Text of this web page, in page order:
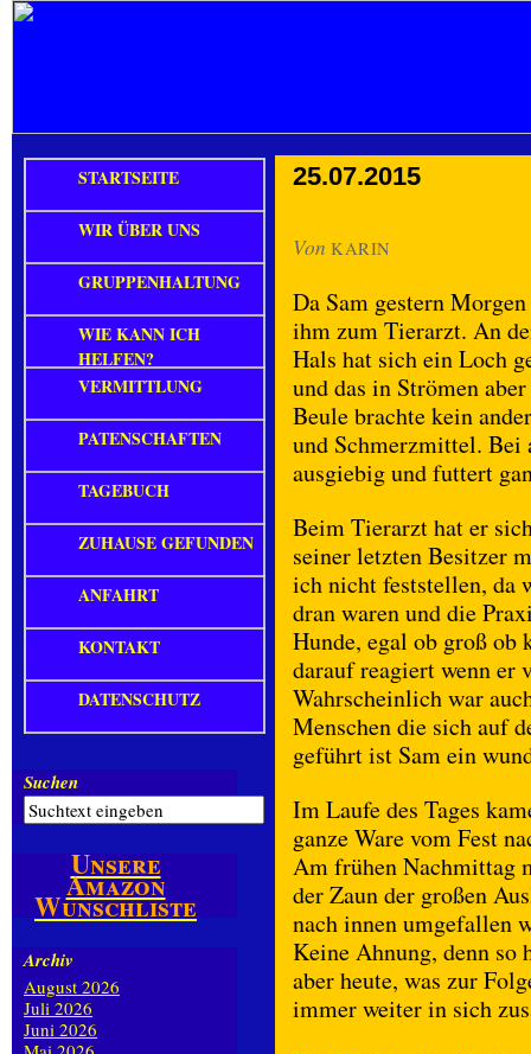
25.07.2015
Von KARIN
Da Sam gestern
ihm zum Tierarzt. An
Hals hat sich ein Loch
und das in Strömen
Beule brachte kein
und Schmerzmittel.
ausgiebig und futtert
Beim Tierarzt hat er
seiner letzten Besitzer
ich nicht feststellen, da
dran waren und die
Hunde, egal ob groß
darauf reagiert wenn er
Wahrscheinlich war
Menschen die sich auf
geführt ist Sam ein
Im Laufe des Tages
ganze Ware vom Fest
Am frühen Nachmittag
der Zaun der großen
nach innen umgefallen
Keine Ahnung, denn
aber heute, was zur
immer weiter in sich
STARTSEITE
WIR ÜBER UNS
GRUPPENHALTUNG
WIE KANN ICH
HELFEN?
VERMITTLUNG
PATENSCHAFTEN
TAGEBUCH
ZUHAUSE GEFUNDEN
ANFAHRT
KONTAKT
DATENSCHUTZ
Suchen
Unsere
Amazon
Wunschliste
Archiv
August 2026
Juli 2026
Juni 2026